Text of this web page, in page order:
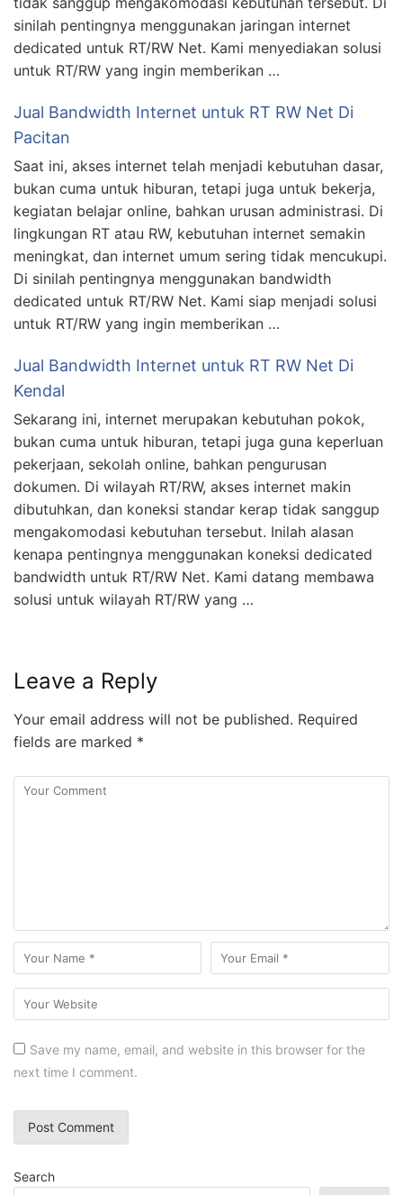
sinilah pentingnya menggunakan jaringan internet
dedicated untuk RT/RW Net. Kami menyediakan solusi
untuk RT/RW yang ingin memberikan …
Jual Bandwidth Internet untuk RT RW Net Di
Pacitan
Saat ini, akses internet telah menjadi kebutuhan dasar,
bukan cuma untuk hiburan, tetapi juga untuk bekerja,
kegiatan belajar online, bahkan urusan administrasi. Di
lingkungan RT atau RW, kebutuhan internet semakin
meningkat, dan internet umum sering tidak mencukupi.
Di sinilah pentingnya menggunakan bandwidth
dedicated untuk RT/RW Net. Kami siap menjadi solusi
untuk RT/RW yang ingin memberikan …
Jual Bandwidth Internet untuk RT RW Net Di
Kendal
Sekarang ini, internet merupakan kebutuhan pokok,
bukan cuma untuk hiburan, tetapi juga guna keperluan
pekerjaan, sekolah online, bahkan pengurusan
dokumen. Di wilayah RT/RW, akses internet makin
dibutuhkan, dan koneksi standar kerap tidak sanggup
mengakomodasi kebutuhan tersebut. Inilah alasan
kenapa pentingnya menggunakan koneksi dedicated
bandwidth untuk RT/RW Net. Kami datang membawa
solusi untuk wilayah RT/RW yang …
Leave a Reply
Your email address will not be published. Required
fields are marked *
Save my name, email, and website in this browser for the
next time I comment.
Search